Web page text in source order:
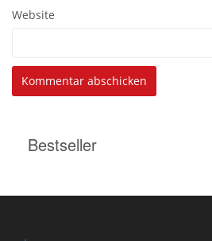
Website
Bestseller